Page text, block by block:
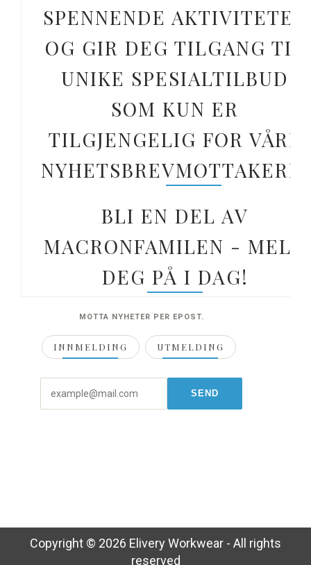
SPENNENDE AKTIVITETER
OG GIR DEG TILGANG TIL
UNIKE SPESIALTILBUD
SOM KUN ER
TILGJENGELIG FOR VÅRE
NYHETSBREVMOTTAKERE.
BLI EN DEL AV
MACRONFAMILEN - MELD
DEG PÅ I DAG!
MOTTA NYHETER PER EPOST.
INNMELDING UTMELDING
Copyright © 2026 Elivery Workwear - All rights
reserved